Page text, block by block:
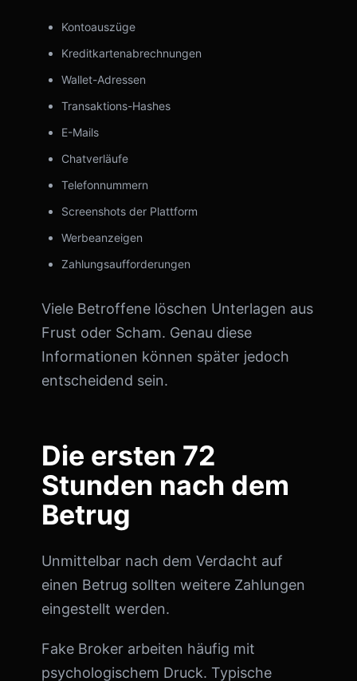
Kontoauszüge
Kreditkartenabrechnungen
Wallet-Adressen
Transaktions-Hashes
E-Mails
Chatverläufe
Telefonnummern
Screenshots der Plattform
Werbeanzeigen
Zahlungsaufforderungen
Viele Betroffene löschen Unterlagen aus
Frust oder Scham. Genau diese
Informationen können später jedoch
entscheidend sein.
Die ersten 72
Stunden nach dem
Betrug
Unmittelbar nach dem Verdacht auf
einen Betrug sollten weitere Zahlungen
eingestellt werden.
Fake Broker arbeiten häufig mit
psychologischem Druck. Typische